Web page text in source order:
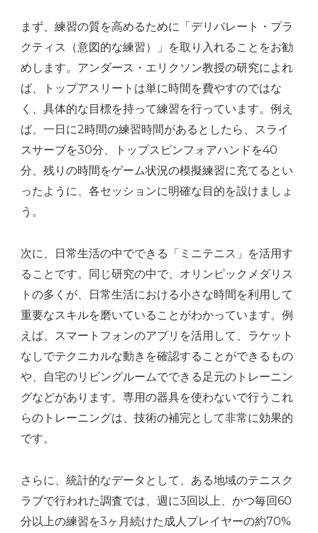
まず、練習の質を高めるために「デリバレート・プラ
クティス（意図的な練習）」を取り入れることをお勧
めします。アンダース・エリクソン教授の研究によれ
ば、トップアスリートは単に時間を費やすのではな
く、具体的な目標を持って練習を行っています。例え
ば、一日に2時間の練習時間があるとしたら、スライ
スサーブを30分、トップスピンフォアハンドを40
分、残りの時間をゲーム状況の模擬練習に充てるとい
ったように、各セッションに明確な目的を設けましょ
う。
次に、日常生活の中でできる「ミニテニス」を活用す
ることです。同じ研究の中で、オリンピックメダリス
トの多くが、日常生活における小さな時間を利用して
重要なスキルを磨いていることがわかっています。例
えば、スマートフォンのアプリを活用して、ラケット
なしでテクニカルな動きを確認することができるもの
や、自宅のリビングルームでできる足元のトレーニン
グなどがあります。専用の器具を使わないで行うこれ
らのトレーニングは、技術の補完として非常に効果的
です。
さらに、統計的なデータとして、ある地域のテニスク
ラブで行われた調査では、週に3回以上、かつ毎回60
分以上の練習を3ヶ月続けた成人プレイヤーの約70%